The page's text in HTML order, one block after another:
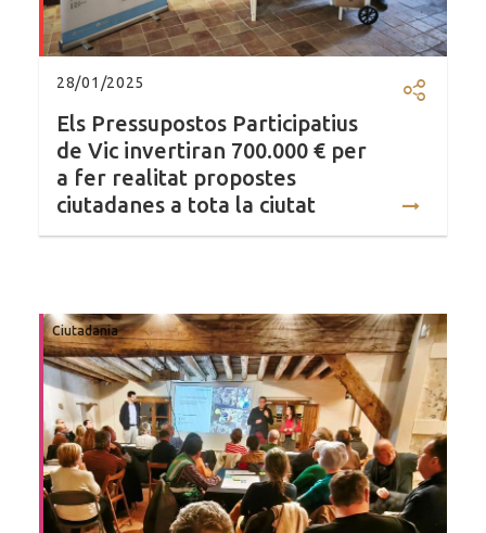
28/01/2025
Els Pressupostos Participatius
de Vic invertiran 700.000 € per
a fer realitat propostes
ciutadanes a tota la ciutat
Ciutadania